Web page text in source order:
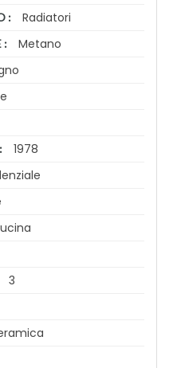
: Radiatori
: Metano
1978
3